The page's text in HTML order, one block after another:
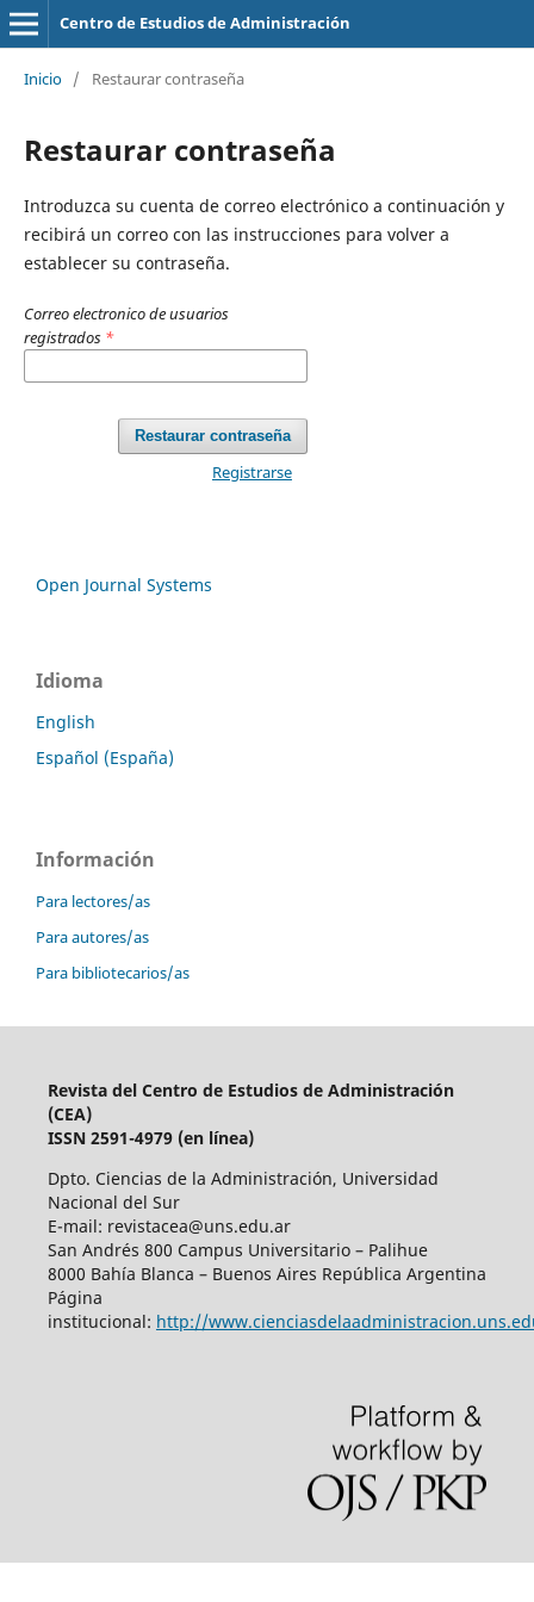
Centro de Estudios de Administración
Inicio / Restaurar contraseña
Restaurar contraseña
Introduzca su cuenta de correo electrónico a continuación y
recibirá un correo con las instrucciones para volver a
establecer su contraseña.
Correo electronico de usuarios
registrados *
Restaurar contraseña
Registrarse
Open Journal Systems
Idioma
English
Español (España)
Información
Para lectores/as
Para autores/as
Para bibliotecarios/as
Revista del Centro de Estudios de Administración
(CEA)
ISSN 2591-4979 (en línea)
Dpto. Ciencias de la Administración, Universidad
Nacional del Sur
E-mail: revistacea@uns.edu.ar
San Andrés 800 Campus Universitario – Palihue
8000 Bahía Blanca – Buenos Aires República Argentina
Página
institucional: http://